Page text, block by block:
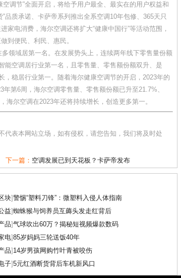
节”全面开启，将给予用户最全、最实在的用户权益和
品质承诺、卡萨帝系列推出全系空调10年包修、365天只
电消费，海尔空调还将扩大“健康中国行”等活动范围，
到便民、利民、惠民。
域居第一名。在发展势头上，连续两年线下零售量份额
能空调居行业第一名，且零售量、零售额份额双升、是
稳居行业第一。随着海尔健康空调节的开启，2023年的
第6周，海尔空调零售量、零售额份额已升至21.7%、
尔空调在2023年还将持续增长，创造更多第一。
代表本网站立场，如有侵权，请您告知，我们将及时处
下一篇： 空调发展已到天花板？卡萨帝发布
块]警惕“塑料刀锋”：微塑料入侵人体指南
益]蜘蛛猴与饲养员互薅头发走红背后
品]气球吹出60万？揭秘短视频爆款数码
电]85岁妈妈三轮送饭40年
品] 14岁男孩网购竹叶青被咬伤
子]5元红酒断货背后车机新风口